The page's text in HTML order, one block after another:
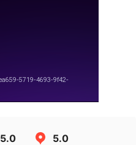
5.0 5.0